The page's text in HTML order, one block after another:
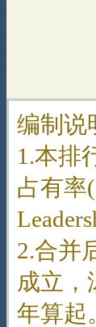
编制说
1.本排
占有率
2.合并
成立，
年算起